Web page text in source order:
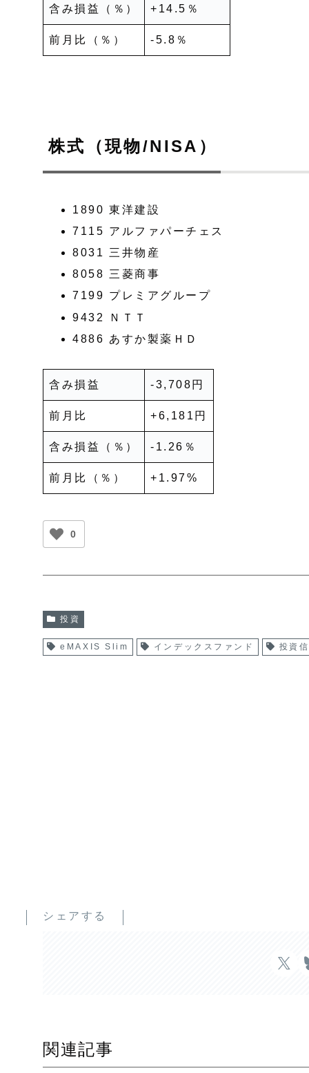
含み損益（％） +14.5％
前月比（％） -5.8％
株式（現物/NISA）
1890 東洋建設
7115 アルファパーチェス
8031 三井物産
8058 三菱商事
7199 プレミアグループ
9432 ＮＴＴ
4886 あすか製薬ＨＤ
含み損益 -3,708円
前月比 +6,181円
含み損益（％） -1.26％
前月比（％） +1.97%
0
投資
eMAXIS Slim インデックスファンド 投資
シェアする
関連記事